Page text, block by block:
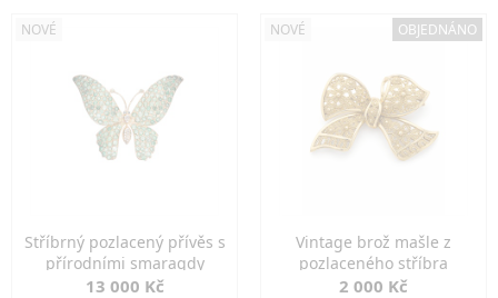
NOVÉ
Stříbrný pozlacený přívěs s
přírodními smaragdy
13 000 Kč
NOVÉ OBJEDNÁNO
Vintage brož mašle z
pozlaceného stříbra
2 000 Kč